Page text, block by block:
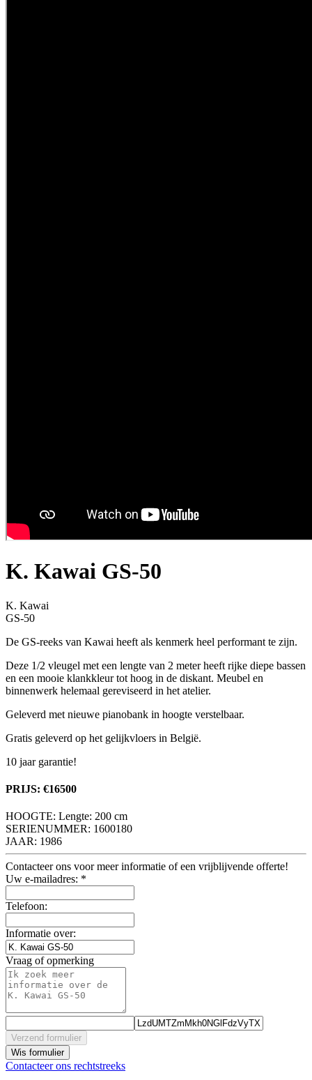
K. Kawai GS-50
K. Kawai
GS-50
De GS-reeks van Kawai heeft als kenmerk heel performant te zijn.
Deze 1/2 vleugel met een lengte van 2 meter heeft rijke diepe bassen
en een mooie klankkleur tot hoog in de diskant. Meubel en
binnenwerk helemaal gereviseerd in het atelier.
Geleverd met nieuwe pianobank in hoogte verstelbaar.
Gratis geleverd op het gelijkvloers in België.
10 jaar garantie!
PRIJS: €16500
HOOGTE: Lengte: 200 cm
SERIENUMMER: 1600180
JAAR: 1986
Contacteer ons voor meer informatie of een vrijblijvende offerte!
Uw e-mailadres: *
Telefoon:
Informatie over:
Vraag of opmerking
Verzend formulier
Wis formulier
Contacteer ons rechtstreeks